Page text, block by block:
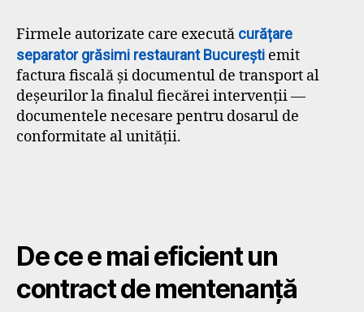
Firmele autorizate care execută curățare
separator grăsimi restaurant București emit
factura fiscală și documentul de transport al
deșeurilor la finalul fiecărei intervenții —
documentele necesare pentru dosarul de
conformitate al unității.
De ce e mai eficient un
contract de mentenanță